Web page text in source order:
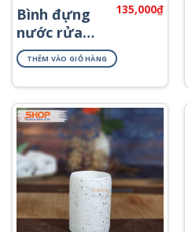
Bình đựng
nước rửa
tay in logo
PNKT-47
135,000₫
THÊM VÀO GIỎ HÀNG